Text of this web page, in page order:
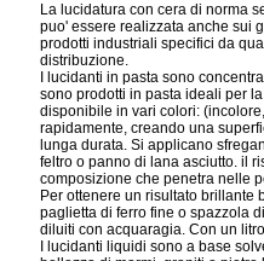
La lucidatura con cera di norma
puo' essere realizzata anche sui
prodotti industriali specifici da
distribuzione.
I lucidanti in pasta sono
sono prodotti in pasta ideali per
disponibile in vari colori:
rapidamente, creando una
lunga durata. Si applicano
feltro o panno di lana asciutto. il
composizione che penetra nelle
Per ottenere un risultato brillante
paglietta di ferro fine o spazzola
diluiti con acquaragia. Con un
I lucidanti liquidi sono a base